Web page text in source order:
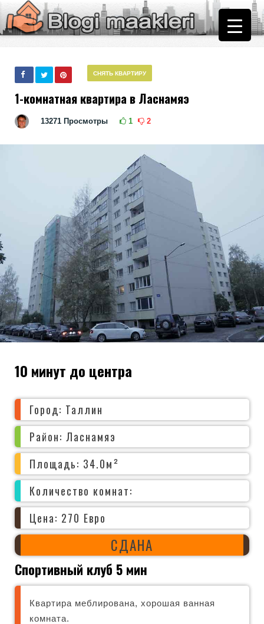
СНЯТЬ КВАРТИРУ
1-комнатная квартира в Ласнамяэ
13271 Просмотры 1 2
10 минут до центра
Город: Таллин
Район: Ласнамяэ
Площадь: 34.0м²
Количество комнат:
Цена: 270 Евро
СДАНА
Спортивный клуб 5 мин
Квартира меблирована, хорошая ванная
комната.